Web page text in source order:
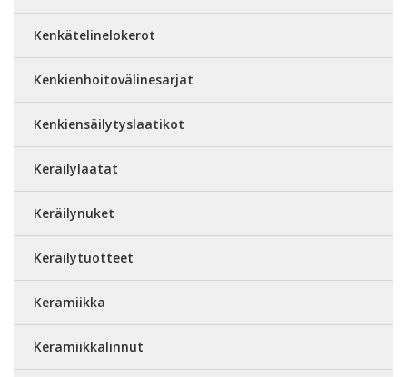
Kenkätelinelokerot
Kenkienhoitovälinesarjat
Kenkiensäilytyslaatikot
Keräilylaatat
Keräilynuket
Keräilytuotteet
Keramiikka
Keramiikkalinnut